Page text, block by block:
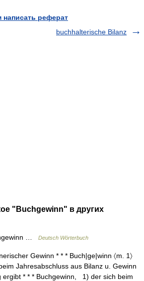
реферат
buchhalterische Bilanz
"Buchgewinn" в других
… Deutsch Wörterbuch
Gewinn * * * Buch|ge|winn 〈m. 1〉
Jahresabschluss aus Bilanz u. Gewinn
ergibt * * * Buchgewinn, 1) der sich beim